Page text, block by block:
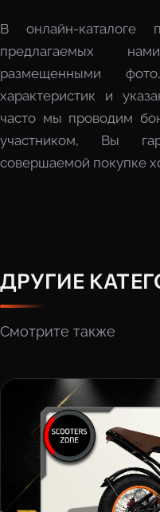
В онлайн-каталоге
предлагаемых
размещенными
характеристик и
часто мы проводим
участником, Вы
совершаемой покупке
ДРУГИЕ
Смотрите также